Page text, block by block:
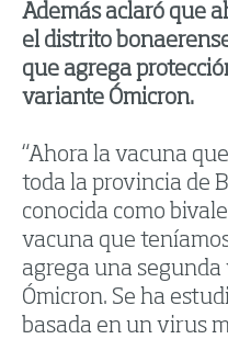
Además aclaró que
el distrito
que agrega
variante Ómicron.
“Ahora la vacuna
toda la provincia de
conocida como
vacuna que
agrega una
Ómicron. Se ha
basada en un virus